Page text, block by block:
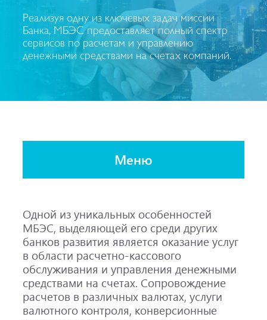
Реализуя одну из ключевых задач миссии
Банка, МБЭС предоставляет полный спектр
сервисов по расчетам и управлению
денежными средствами на счетах компаний.
Одной из уникальных особенностей
МБЭС, выделяющей его среди других
банков развития является оказание услуг
в области расчетно-кассового
обслуживания и управления денежными
средствами на счетах. Сопровождение
расчетов в различных валютах, услуги
валютного контроля, конверсионные
Меню